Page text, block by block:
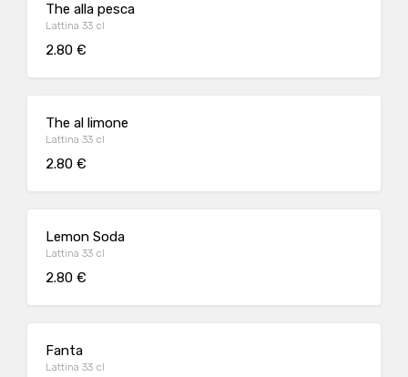
The alla pesca
Lattina 33 cl
2.80 €
The al limone
Lattina 33 cl
2.80 €
Lemon Soda
Lattina 33 cl
2.80 €
Fanta
Lattina 33 cl